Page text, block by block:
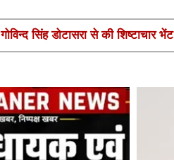
सिंह डोटासरा से की शिष्टाचार भेंट